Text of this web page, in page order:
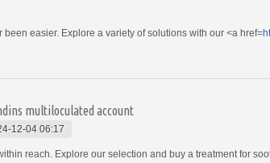
easier. Explore a variety of solutions with our <a href=
multiloculated account
12-04 06:17
reach. Explore our selection and buy a treatment for